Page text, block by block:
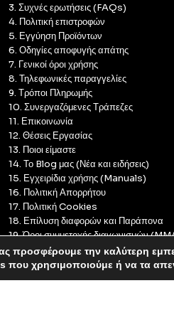
για δοκιμαστικούς σκοπούς — καμία
3. Συχνές ερωτήσεις (FAQs)
4. Πολιτική επιστροφών
5. Εγγύηση Προϊόντων
6. Οδηγίες αποφυγής απάτης
7. Γενικοί όροι χρήσης
8. Τηλεφωνικές παραγγελίες
9. Τρόποι Πληρωμής
10. Συνεργαζόμενες Τράπεζες
11. Επικοινωνία
12. Θέσεις Εργασίας
13. Ποιοι είμαστε
14. Το Blog μας (Νέα και ειδήσεις)
15. Εγχειρίδια χρήσης (Manuals)
16. Πολιτική Απορρήτου
17. Πολιτική Cookies
18. Επίλυση διαφορών και Παράπονα
19. Όροι συμμετοχής διαγωνισμών
20. GDPR Compliant
προσφέρουμε την καλύτερη
που χρησιμοποιούμε ή να τα